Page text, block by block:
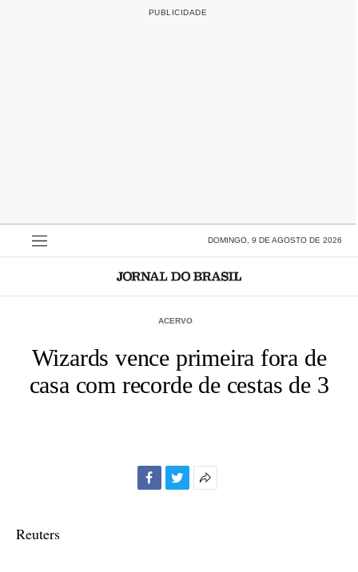
DOMINGO, 9 DE AGOSTO DE 2026
ACERVO
Wizards vence primeira fora de
casa com recorde de cestas de 3
Reuters